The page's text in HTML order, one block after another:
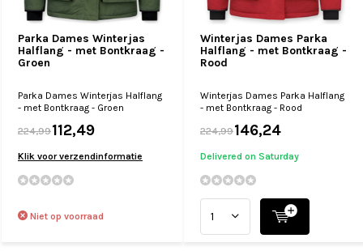
Parka Dames Winterjas
Halflang - met Bontkraag -
Groen
Parka Dames Winterjas Halflang
- met Bontkraag - Groen
224,99112,49
Klik voor verzendinformatie
Niet op voorraad
Winterjas Dames Parka
Halflang - met Bontkraag -
Rood
Winterjas Dames Parka Halflang
- met Bontkraag - Rood
224,99146,24
Delivered on Saturday